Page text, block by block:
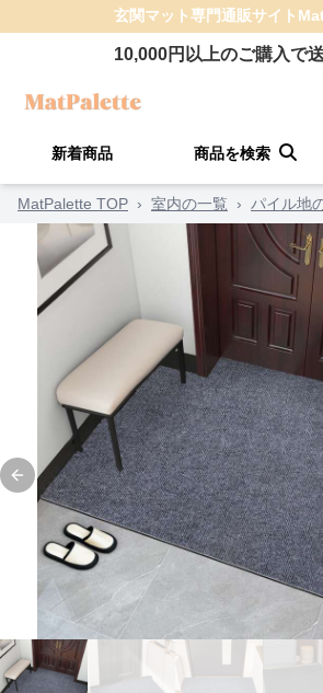
玄関マット専門通販サイト
10,000円以上のご購入で
新着商品 商品を検索
MatPalette TOP › 室内の一覧 › パイル地
Previous slide